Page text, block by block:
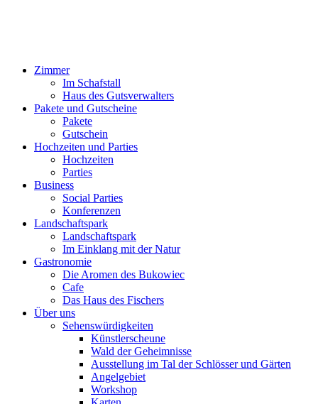
Zimmer
Im Schafstall
Haus des Gutsverwalters
Pakete und Gutscheine
Pakete
Gutschein
Hochzeiten und Parties
Hochzeiten
Parties
Business
Social Parties
Konferenzen
Landschaftspark
Landschaftspark
Im Einklang mit der Natur
Gastronomie
Die Aromen des Bukowiec
Cafe
Das Haus des Fischers
Über uns
Sehenswürdigkeiten
Künstlerscheune
Wald der Geheimnisse
Ausstellung im Tal der Schlösser und Gärten
Angelgebiet
Workshop